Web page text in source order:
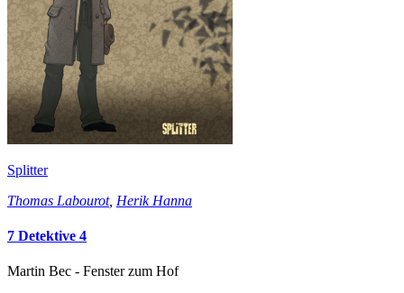
Splitter
Thomas Labourot, Herik Hanna
7 Detektive 4
Martin Bec - Fenster zum Hof